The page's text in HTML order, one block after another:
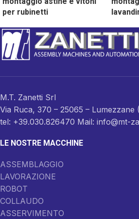
per rubinetti
M.T. Zanetti Srl
Via Ruca, 370 – 25065 – Lumezzane
tel: +39.030.826470 Mail: info@mt-
LE NOSTRE MACCHINE
ASSEMBLAGGIO
LAVORAZIONE
ROBOT
COLLAUDO
ASSERVIMENTO